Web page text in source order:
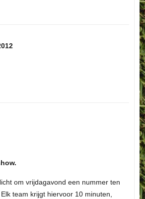
om vrijdagavond een nummer ten
team krijgt hiervoor 10 minuten,